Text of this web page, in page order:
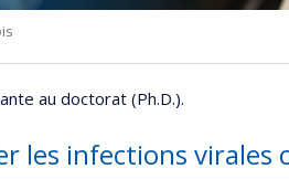
au doctorat (Ph.D.).
les infections